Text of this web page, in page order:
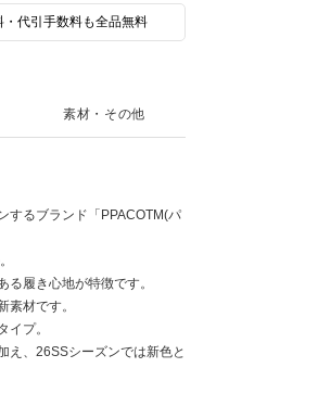
代引手数料も全品無料
するブランド「PPACOTM(パ
履き心地が特徴です。
材です。
イプ。
え、26SSシーズンでは新色と
素材・その他